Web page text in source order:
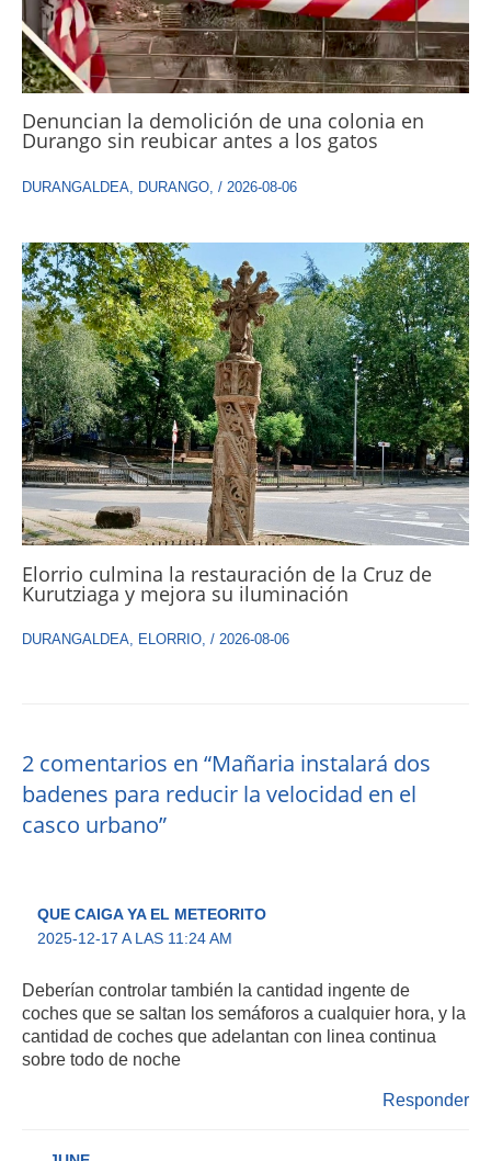
Denuncian la demolición de una colonia en
Durango sin reubicar antes a los gatos
DURANGALDEA DURANGO / 2026-08-06
Elorrio culmina la restauración de la Cruz de
Kurutziaga y mejora su iluminación
DURANGALDEA, ELORRIO, / 2026-08-06
2 comentarios en “Mañaria instalará dos
badenes para reducir la velocidad en el
casco urbano”
QUE CAIGA YA EL METEORITO
2025-12-17 A LAS 11:24 AM
Deberían controlar también la cantidad ingente de
coches que se saltan los semáforos a cualquier hora, y la
cantidad de coches que adelantan con linea continua
sobre todo de noche
Responder